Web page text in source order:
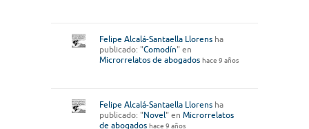
Felipe Alcalá-Santaella Llorens ha
publicado: "Comodín" en
Microrrelatos de abogados hace 9 años
Felipe Alcalá-Santaella Llorens ha
publicado: "Novel" en Microrrelatos
de abogados hace 9 años